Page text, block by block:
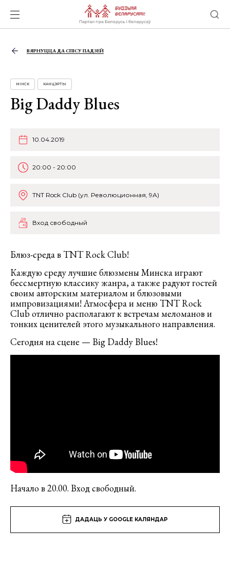
ВЯРНУЦЦА ДА СПІСУ ПАДЗЕЙ
МІНСК КАНЦЭРТЫ
Big Daddy Blues
10.04.2019
20:00 - 20:00
TNT Rock Club (ул. Революционная, 9А)
Вход свободный
Блюз-среда в TNT Rock Club!
Каждую среду лучшие блюзмены Минска играют
бессмертную классику жанра, а также радуют гостей
своим авторским материалом и блюзовыми
импровизациями! Атмосфера и меню TNT Rock
Club отлично располагают к встречам меломанов и
тонких ценителей этого музыкального направления.
Сегодня на сцене — Big Daddy Blues!
Начало в 20.00. Вход свободный.
ДАДАЦЬ У GOOGLE КАЛЯНДАР